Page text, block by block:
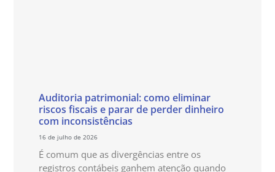
Auditoria patrimonial: como eliminar
riscos fiscais e parar de perder dinheiro
com inconsistências
16 de julho de 2026
É comum que as divergências entre os
registros contábeis ganhem atenção quando